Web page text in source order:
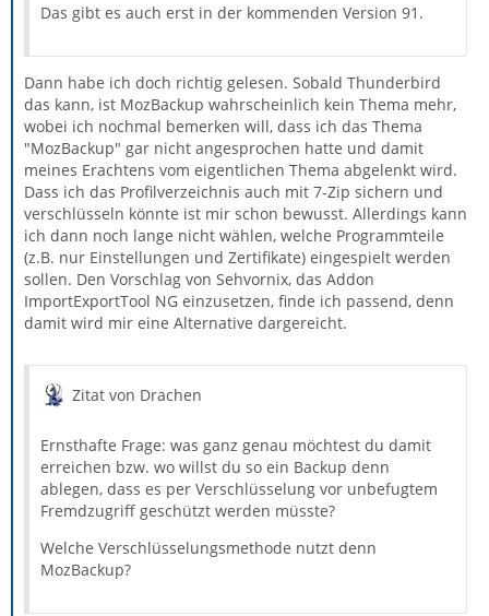
Das gibt es auch erst in der kommenden Version 91.
Dann habe ich doch richtig gelesen. Sobald Thunderbird
das kann, ist MozBackup wahrscheinlich kein Thema mehr,
wobei ich nochmal bemerken will, dass ich das Thema
"MozBackup" gar nicht angesprochen hatte und damit
meines Erachtens vom eigentlichen Thema abgelenkt wird.
Dass ich das Profilverzeichnis auch mit 7-Zip sichern und
verschlüsseln könnte ist mir schon bewusst. Allerdings kann
ich dann noch lange nicht wählen, welche Programmteile
(z.B. nur Einstellungen und Zertifikate) eingespielt werden
sollen. Den Vorschlag von Sehvornix, das Addon
ImportExportTool NG einzusetzen, finde ich passend, denn
damit wird mir eine Alternative dargereicht.
Zitat von Drachen
Ernsthafte Frage: was ganz genau möchtest du damit
erreichen bzw. wo willst du so ein Backup denn
ablegen, dass es per Verschlüsselung vor unbefugtem
Fremdzugriff geschützt werden müsste?
Welche Verschlüsselungsmethode nutzt denn
MozBackup?